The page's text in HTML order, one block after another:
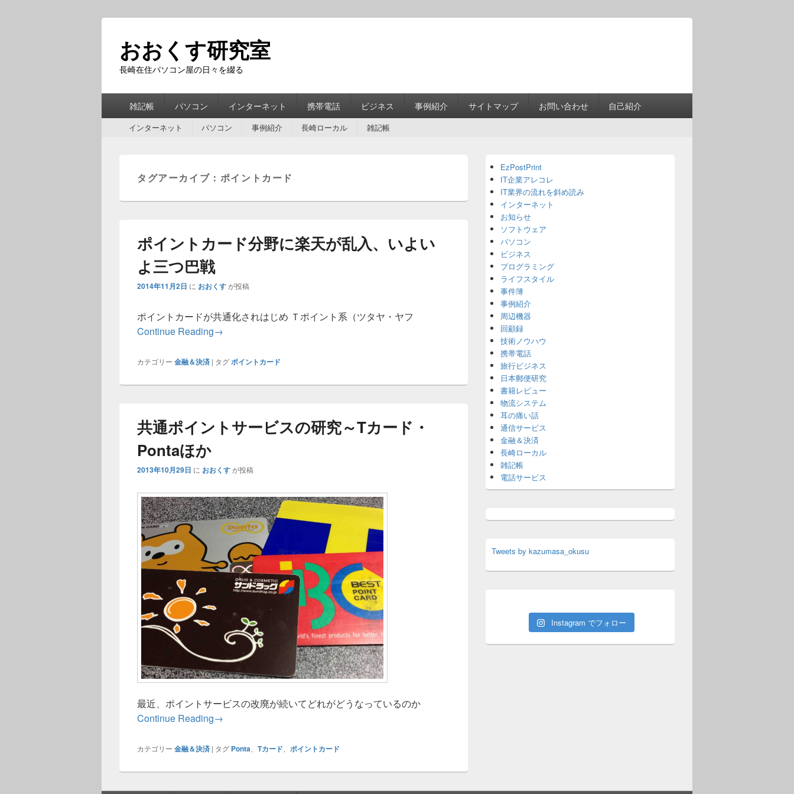
おおくす研究室
長崎在住パソコン屋の日々を綴る
雑記帳 パソコン インターネット 携帯電話 ビジネス 事例紹介 サイトマップ お問い合わせ 自己紹介
インターネット パソコン 事例紹介 長崎ローカル 雑記帳
タグアーカイブ： ポイントカード
ポイントカード分野に楽天が乱入、いよい
よ三つ巴戦
2014年11月2日 に おおくすが投稿
ポイントカードが共通化されはじめ Ｔポイント系（ツタヤ・ヤフ
Continue Readingポイントカード分野に楽天が乱入、いよいよ三つ巴戦
→
カテゴリー 金融＆決済 | タグポイントカード
共通ポイントサービスの研究～Tカード・
Pontaほか
2013年10月29日 に おおくすが投稿
最近、ポイントサービスの改廃が続いてどれがどうなっているのか
Continue Reading共通ポイントサービスの研究～Tカード・Pontaほか
→
カテゴリー 金融＆決済 | タグ Ponta Tカード ポイントカード
Sidebar
Widget
Area
EzPostPrint
IT企業アレコレ
IT業界の流れを斜め読み
インターネット
お知らせ
ソフトウェア
パソコン
ビジネス
プログラミング
ライフスタイル
事件簿
事例紹介
周辺機器
回顧録
技術ノウハウ
携帯電話
旅行ビジネス
日本郵便研究
書籍レビュー
物流システム
耳の痛い話
通信サービス
金融＆決済
長崎ローカル
雑記帳
電話サービス
Tweets by kazumasa_okusu
Instagram でフォロー